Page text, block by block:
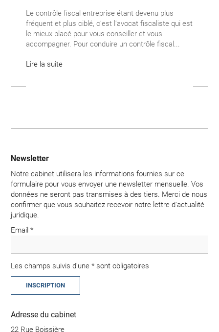
Le contrôle fiscal entreprise étant devenu plus
fréquent et plus ciblé, c’est l’avocat fiscaliste qui est
le mieux placé pour vous conseiller et vous
accompagner. Pour conduire un contrôle fiscal...
Lire la suite
Newsletter
Notre cabinet utilisera les informations fournies sur ce
formulaire pour vous envoyer une newsletter mensuelle. Vos
données ne seront pas transmises à des tiers. Merci de nous
confirmer que vous souhaitez recevoir notre lettre d'actualité
juridique.
Email *
Les champs suivis d'une * sont obligatoires
Adresse du cabinet
22 Rue Boissière